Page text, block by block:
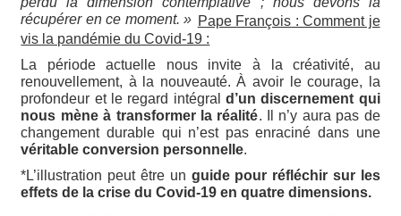
récupérer en ce moment. » Pape François : Comment je
vis la pandémie du Covid-19 :
La période actuelle nous invite à la créativité, au
renouvellement, à la nouveauté. À avoir le courage, la
profondeur et le regard intégral d’un discernement qui
nous mène à transformer la réalité. Il n’y aura pas de
changement durable qui n’est pas enraciné dans une
véritable conversion personnelle.
*L’illustration peut être un guide pour réfléchir sur les
effets de la crise du Covid-19 en quatre dimensions.